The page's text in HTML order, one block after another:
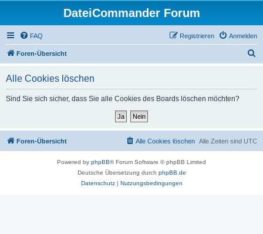
DateiCommander Forum
FAQ Anmelden
Registrieren
Foren-Übersicht
Alle Cookies löschen
Sind Sie sich sicher, dass Sie alle Cookies des Boards löschen möchten?
Foren-Übersicht Alle Zeiten sind UTC
Alle Cookies löschen
Powered by phpBB® Forum Software © phpBB Limited
Deutsche Übersetzung durch phpBB.de
Datenschutz| Nutzungsbedingungen